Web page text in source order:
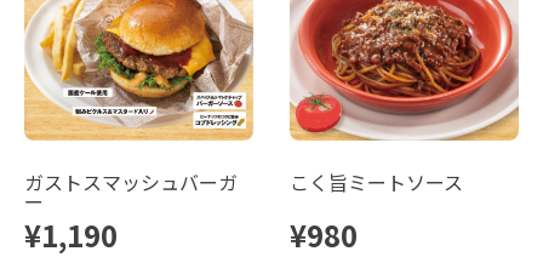
ガストスマッシュバーガ
ー
¥1,190
こく旨ミートソース
¥980